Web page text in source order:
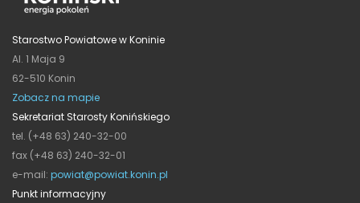
Starostwo Powiatowe w Koninie
Al. 1 Maja 9
62-510 Konin
Zobacz na mapie
Sekretariat Starosty Konińskiego
tel. (+48 63) 240-32-00
fax (+48 63) 240-32-01
e-mail: powiat@powiat.konin.pl
Punkt informacyjny